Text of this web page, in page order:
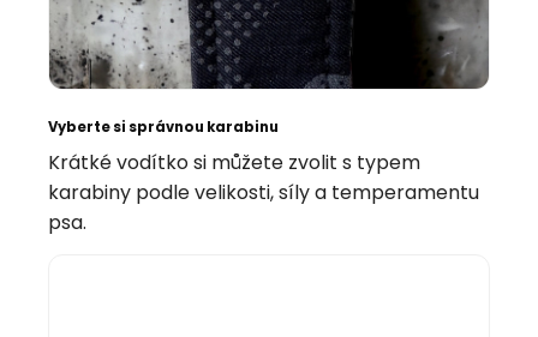
Vyberte si správnou karabinu
Krátké vodítko si můžete zvolit s typem
karabiny podle velikosti, síly a temperamentu
psa.